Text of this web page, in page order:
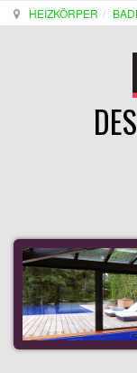
HEIZKÖRPER